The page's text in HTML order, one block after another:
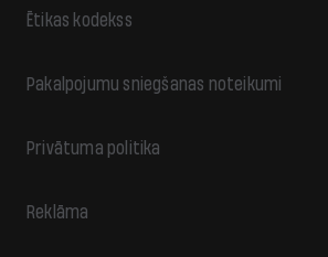
Ētikas kodekss
Pakalpojumu sniegšanas noteikumi
Privātuma politika
Reklāma